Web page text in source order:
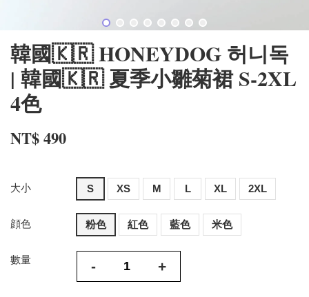
韓國🇰🇷 HONEYDOG 허니독
| 韓國🇰🇷 夏季小雛菊裙 S-2XL
4色
NT$ 490
大小 S XS M L XL 2XL
顔色 粉色 紅色 藍色 米色
數量 - +